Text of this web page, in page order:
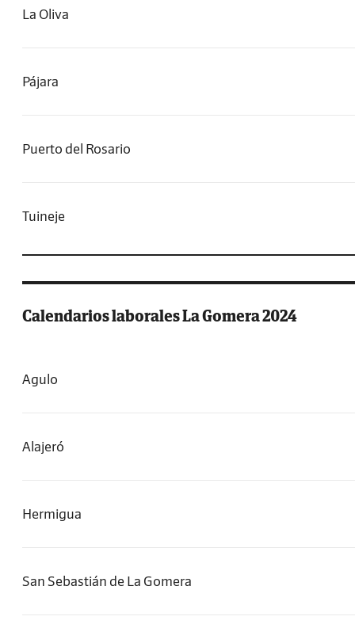
La Oliva
Pájara
Puerto del Rosario
Tuineje
Calendarios laborales La Gomera 2024
Agulo
Alajeró
Hermigua
San Sebastián de La Gomera